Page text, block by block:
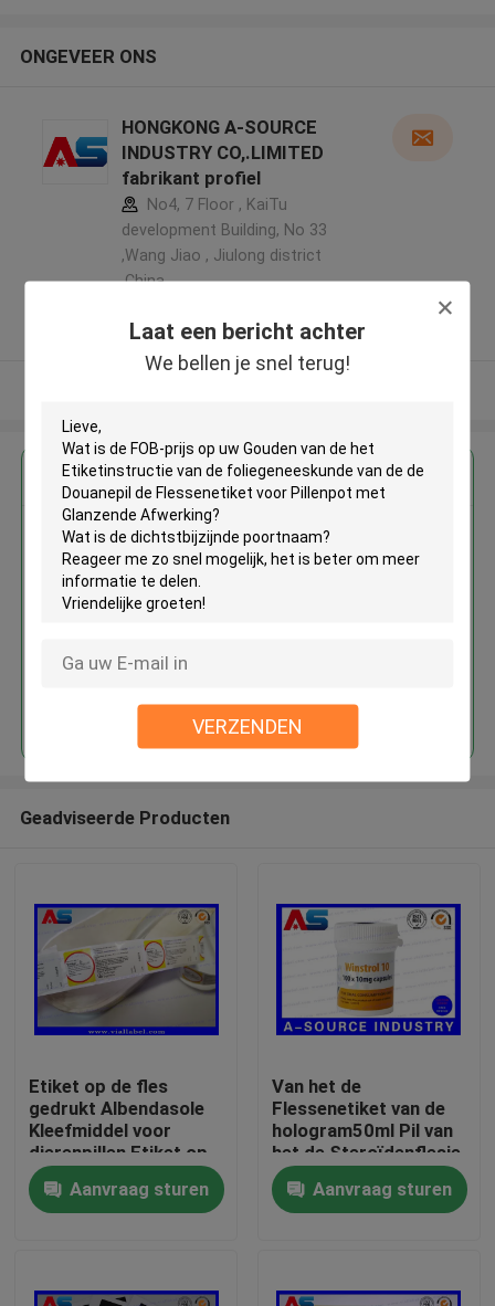
Laat een bericht achter
We bellen je snel terug!
VERZENDEN
Huis
Ongeveer ons
ONGEVEER ONS
HONGKONG A-SOURCE
INDUSTRY CO,.LIMITED
fabrikant profiel
No4, 7 Floor , KaiTu
development Building, No 33
,Wang Jiao , Jiulong district
,China
Geverifieerde Leverancier
Krijg de beste prijs voor
Gouden van de het
Etiketinstructie van de
foliegeneeskunde van de de
Douanepil de Flessenetiket voor
Afwerking
Doorgaan
Geadviseerde Producten
Etiket op de fles
gedrukt Albendasole
Kleefmiddel voor
dierenpillen Etiket op
de fles voor schapen
en geitenAanvraag sturen
Van het de
Flessenetiket van de
hologram50ml Pil van
het de Steroïdenflesje
van Sarms Mondeling
de
Stickeretiket/
Aanvraag sturen